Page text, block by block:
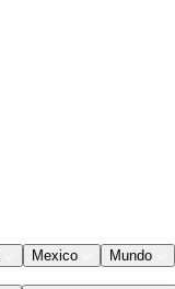
Mexico Mundo